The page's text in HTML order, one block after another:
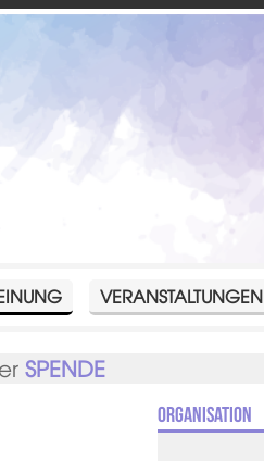
VERANSTALTUNGEN
SPENDE
Organisation